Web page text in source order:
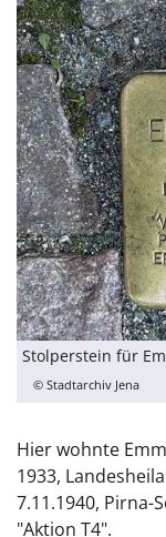
Stolperstein für
© Stadtarchiv Jena
Hier wohnte
1933,
7.11.1940, Pirna-
"Aktion T4".